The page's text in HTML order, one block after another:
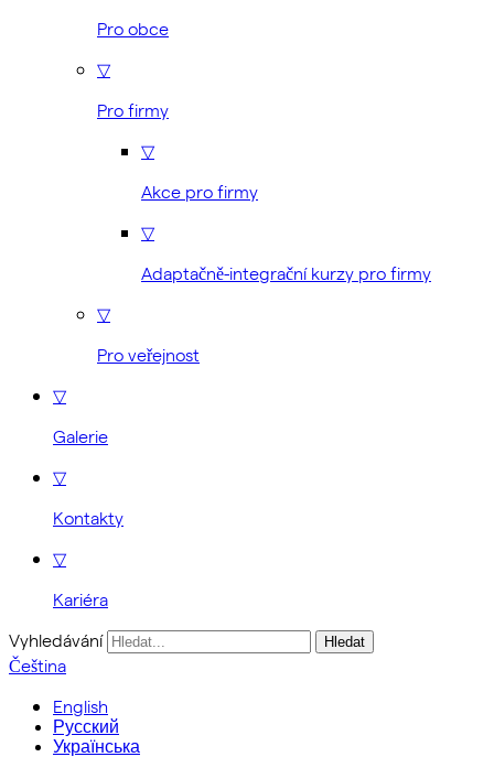
Pro obce
▽
Pro firmy
▽
Akce pro firmy
▽
Adaptačně-integrační kurzy pro firmy
▽
Pro veřejnost
▽
Galerie
▽
Kontakty
▽
Kariéra
Vyhledávání
Čeština
English
Русский
Українська